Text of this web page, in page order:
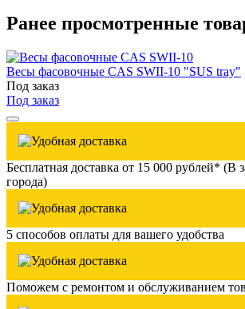
Ранее просмотренные
Весы фасовочные CAS SWII-10 "SUS tray"
Под заказ
Под заказ
Бесплатная доставка от 15 000 рублей* (В
города)
5 способов оплаты для вашего удобства
Поможем с ремонтом и обслуживанием